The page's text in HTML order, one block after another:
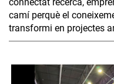
connectat recerca,
camí perquè el
transformi en projectes